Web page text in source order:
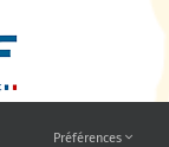
Préférences